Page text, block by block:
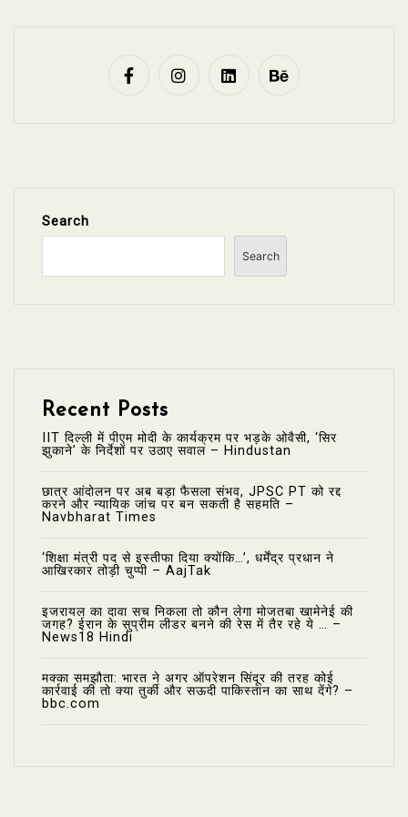
Search
Search
Recent Posts
IIT दिल्ली में पीएम मोदी के कार्यक्रम पर भड़के ओवैसी, ‘सिर
झुकाने’ के निर्देशों पर उठाए सवाल – Hindustan
छात्र आंदोलन पर अब बड़ा फैसला संभव, JPSC PT को रद्द
करने और न्यायिक जांच पर बन सकती है सहमति –
Navbharat Times
‘शिक्षा मंत्री पद से इस्तीफा दिया क्योंकि…’, धर्मेंद्र प्रधान ने
आखिरकार तोड़ी चुप्पी – AajTak
इजरायल का दावा सच निकला तो कौन लेगा मोजतबा खामेनेई की
जगह? ईरान के सुप्रीम लीडर बनने की रेस में तैर रहे ये … –
News18 Hindi
मक्का समझौता: भारत ने अगर ऑपरेशन सिंदूर की तरह कोई
कार्रवाई की तो क्या तुर्की और सऊदी पाकिस्तान का साथ देंगे? –
bbc.com